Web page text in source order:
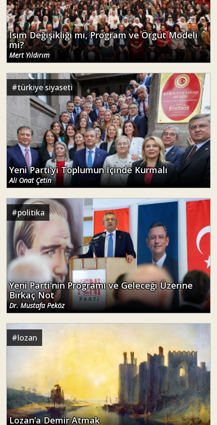
İsim Değişikliği mi, Program ve Örgüt Modeli
mi?
Mert Yıldırım
#türkiye siyaseti
Yeni Parti’yi Toplumun İçinde Kurmalı
Ali Onat Çetin
#politika
Yeni Parti'nin Programı ve Geleceği Üzerine
Birkaç Not
Dr. Mustafa Peköz
#lozan
Lozan’a Demir Atmak